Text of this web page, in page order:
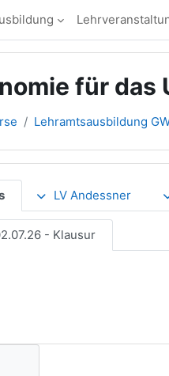
für
Lehramtsausbildung
LV Andessner
- Klausur